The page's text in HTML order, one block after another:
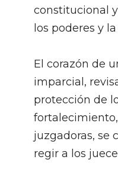
constitucional
los poderes y
El corazón de
imparcial,
protección de
juzgadoras, se
regir a los